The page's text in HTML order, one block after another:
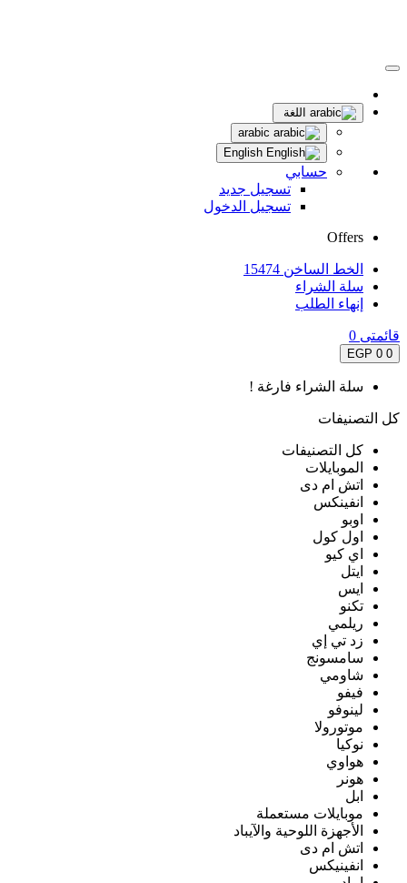
اللغة
حسابي
تسجيل جديد
تسجيل الدخول
Offers
الخط الساخن 15474
سلة الشراء
إنهاء الطلب
قائمتى 0
0
0 EGP
سلة الشراء فارغة !
كل التصنيفات
كل التصنيفات
الموبايلات
اتش ام دى
انفينكس
اوبو
اول كول
اي كيو
ايتل
ايس
تكنو
ريلمي
زد تي إي
سامسونج
شاومي
فيفو
لينوفو
موتورولا
نوكيا
هواوي
هونر
ابل
موبايلات مستعملة
الأجهزة اللوحية والآيباد
اتش ام دى
انفينيكس